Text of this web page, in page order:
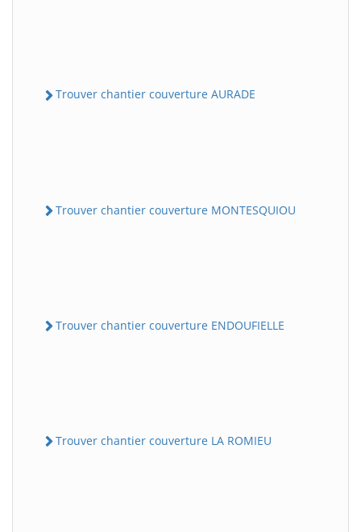
Trouver chantier couverture AURADE
Trouver chantier couverture MONTESQUIOU
Trouver chantier couverture ENDOUFIELLE
Trouver chantier couverture LA ROMIEU